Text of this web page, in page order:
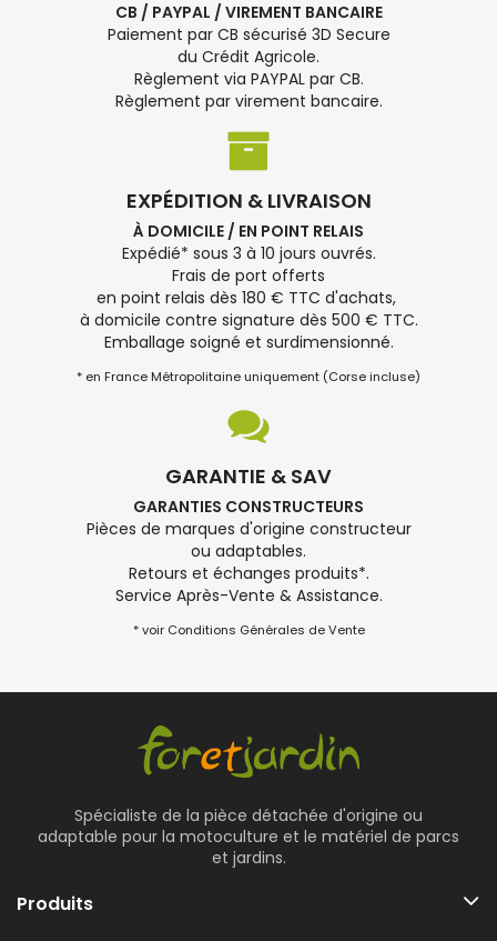
CB / PAYPAL / VIREMENT BANCAIRE
Paiement par CB sécurisé 3D Secure
du Crédit Agricole.
Règlement via PAYPAL par CB.
Règlement par virement bancaire.
EXPÉDITION & LIVRAISON
À DOMICILE / EN POINT RELAIS
Expédié* sous 3 à 10 jours ouvrés.
Frais de port offerts
en point relais dès 180 € TTC d'achats,
à domicile contre signature dès 500 € TTC.
Emballage soigné et surdimensionné.
* en France Métropolitaine uniquement (Corse incluse)
GARANTIE & SAV
GARANTIES CONSTRUCTEURS
Pièces de marques d'origine constructeur
ou adaptables.
Retours et échanges produits*.
Service Après-Vente & Assistance.
* voir Conditions Générales de Vente
Spécialiste de la pièce détachée d'origine ou
adaptable pour la motoculture et le matériel de parcs
et jardins.
Produits